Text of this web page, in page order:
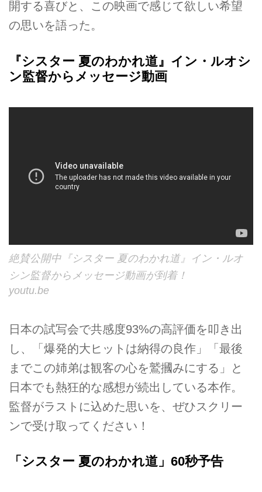
開する喜びと、この映画で感じて欲しい希望
の思いを語った。
『シスター 夏のわかれ道』イン・ルオシ
ン監督からメッセージ動画
絶賛公開中『シスター 夏のわかれ道』イン・ルオ
シン監督からメッセージ動画が到着！
youtu.be
日本の試写会で共感度93%の高評価を叩き出
し、「爆発的大ヒットは納得の良作」「最後
までこの姉弟は観客の心を鷲摑みにする」と
日本でも熱狂的な感想が続出している本作。
監督がラストに込めた思いを、ぜひスクリー
ンで受け取ってください！
「シスター 夏のわかれ道」60秒予告